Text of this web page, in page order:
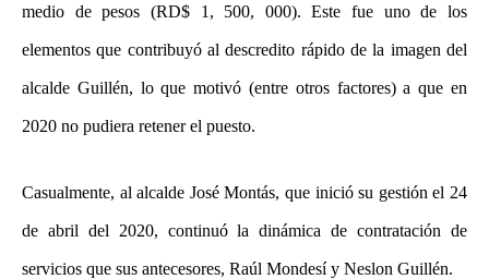
medio de pesos (RD$ 1, 500, 000). Este fue uno de los
elementos que contribuyó al descredito rápido de la imagen del
alcalde Guillén, lo que motivó (entre otros factores) a que en
2020 no pudiera retener el puesto.
Casualmente, al alcalde José Montás, que inició su gestión el 24
de abril del 2020, continuó la dinámica de contratación de
servicios que sus antecesores, Raúl Mondesí y Neslon Guillén.